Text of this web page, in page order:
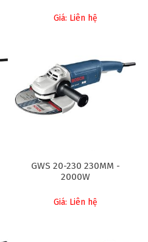
Giá: Liên hệ
GWS 20-230 230MM -
2000W
Giá: Liên hệ